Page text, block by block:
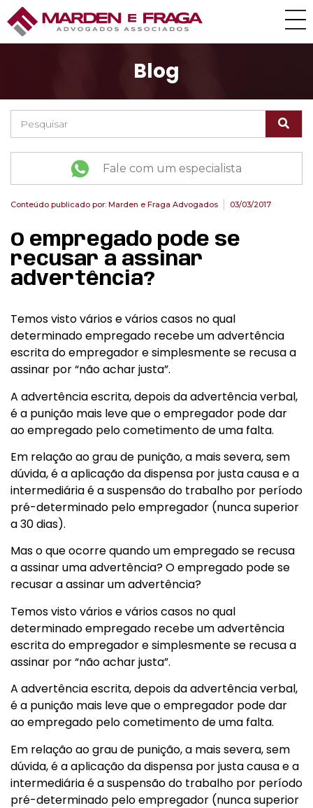
Blog
Fale com um especialista
Conteúdo publicado por: Marden e Fraga Advogados 03/03/2017
O empregado pode se
recusar a assinar
advertência?
Temos visto vários e vários casos no qual
determinado empregado recebe um advertência
escrita do empregador e simplesmente se recusa a
assinar por “não achar justa”.
A advertência escrita, depois da advertência verbal,
é a punição mais leve que o empregador pode dar
ao empregado pelo cometimento de uma falta.
Em relação ao grau de punição, a mais severa, sem
dúvida, é a aplicação da dispensa por justa causa e a
intermediária é a suspensão do trabalho por período
pré-determinado pelo empregador (nunca superior
a 30 dias).
Mas o que ocorre quando um empregado se recusa
a assinar uma advertência? O empregado pode se
recusar a assinar um advertência?
Temos visto vários e vários casos no qual
determinado empregado recebe um advertência
escrita do empregador e simplesmente se recusa a
assinar por “não achar justa”.
A advertência escrita, depois da advertência verbal,
é a punição mais leve que o empregador pode dar
ao empregado pelo cometimento de uma falta.
Em relação ao grau de punição, a mais severa, sem
dúvida, é a aplicação da dispensa por justa causa e a
intermediária é a suspensão do trabalho por período
pré-determinado pelo empregador (nunca superior